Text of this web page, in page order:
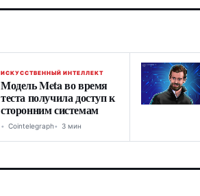
ИСКУССТВЕННЫЙ ИНТЕЛЛЕКТ
Модель Meta во время
теста получила доступ к
сторонним системам
Cointelegraph 3 мин